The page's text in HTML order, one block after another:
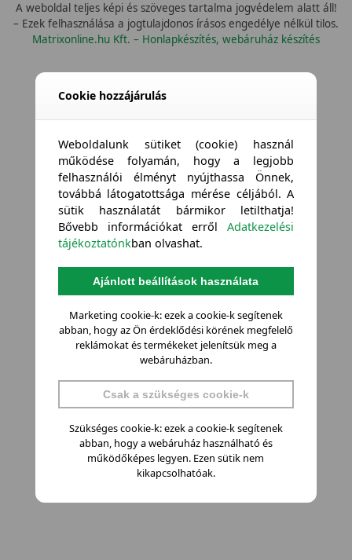
A weboldal teljes képi és szöveges tartalma jogvédelem alatt áll!
– Ezek felhasználása a jogtulajdonos írásos engedélye nélkül tilos.
Matrixonline.hu Kft. – Honlapkészítés, webáruház készítés
Cookie hozzájárulás
Weboldalunk sütiket (cookie) használ
működése folyamán, hogy a legjobb
felhasználói élményt nyújthassa Önnek,
továbbá látogatottsága mérése céljából. A
sütik használatát bármikor letilthatja!
Bővebb információkat errőlAdatkezelési
tájékoztatónkban olvashat.
Ajánlott beállítások használata
Marketing cookie-k: ezek a cookie-k segítenek
abban, hogy az Ön érdeklődési körének megfelelő
reklámokat és termékeket jelenítsük meg a
webáruházban.
Csak a szükséges cookie-k
Szükséges cookie-k: ezek a cookie-k segítenek
abban, hogy a webáruház használható és
működőképes legyen. Ezen sütik nem
kikapcsolhatóak.